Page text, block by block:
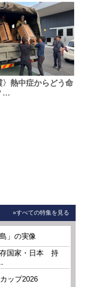
〉熱中症からどう命
…
»すべての特集を見る
」の実像
国家・日本 持
ップ2026